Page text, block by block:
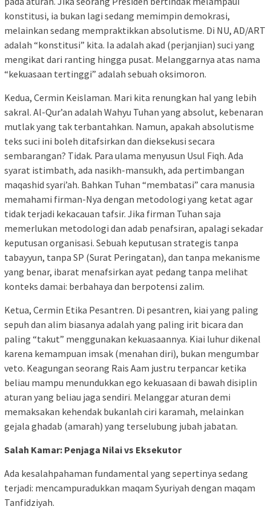
konstitusi, ia bukan lagi sedang memimpin demokrasi,
melainkan sedang mempraktikkan absolutisme. Di NU, AD/ART
adalah “konstitusi” kita. Ia adalah akad (perjanjian) suci yang
mengikat dari ranting hingga pusat. Melanggarnya atas nama
“kekuasaan tertinggi” adalah sebuah oksimoron.
Kedua, Cermin Keislaman. Mari kita renungkan hal yang lebih
sakral. Al-Qur’an adalah Wahyu Tuhan yang absolut, kebenaran
mutlak yang tak terbantahkan. Namun, apakah absolutisme
teks suci ini boleh ditafsirkan dan dieksekusi secara
sembarangan? Tidak. Para ulama menyusun Usul Fiqh. Ada
syarat istimbath, ada nasikh-mansukh, ada pertimbangan
maqashid syari’ah. Bahkan Tuhan “membatasi” cara manusia
memahami firman-Nya dengan metodologi yang ketat agar
tidak terjadi kekacauan tafsir. Jika firman Tuhan saja
memerlukan metodologi dan adab penafsiran, apalagi sekadar
keputusan organisasi. Sebuah keputusan strategis tanpa
tabayyun, tanpa SP (Surat Peringatan), dan tanpa mekanisme
yang benar, ibarat menafsirkan ayat pedang tanpa melihat
konteks damai: berbahaya dan berpotensi zalim.
Ketua, Cermin Etika Pesantren. Di pesantren, kiai yang paling
sepuh dan alim biasanya adalah yang paling irit bicara dan
paling “takut” menggunakan kekuasaannya. Kiai luhur dikenal
karena kemampuan imsak (menahan diri), bukan mengumbar
veto. Keagungan seorang Rais Aam justru terpancar ketika
beliau mampu menundukkan ego kekuasaan di bawah disiplin
aturan yang beliau jaga sendiri. Melanggar aturan demi
memaksakan kehendak bukanlah ciri karamah, melainkan
gejala ghadab (amarah) yang terselubung jubah jabatan.
Salah Kamar: Penjaga Nilai vs Eksekutor
Ada kesalahpahaman fundamental yang sepertinya sedang
terjadi: mencampuradukkan maqam Syuriyah dengan maqam
Tanfidziyah.